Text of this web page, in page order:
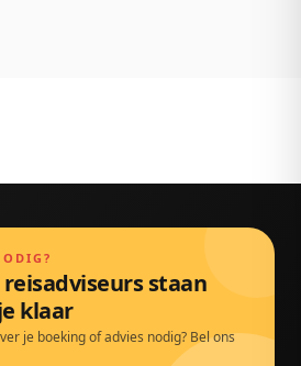
reisadviseurs staan
klaar
je boeking of advies nodig? Bel ons